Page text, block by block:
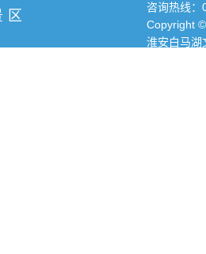
咨询热线：
Copyright
淮安白马湖